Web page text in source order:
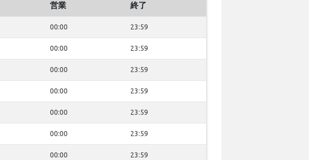
営業 終了
00:00 23:59
00:00 23:59
00:00 23:59
00:00 23:59
00:00 23:59
00:00 23:59
00:00 23:59